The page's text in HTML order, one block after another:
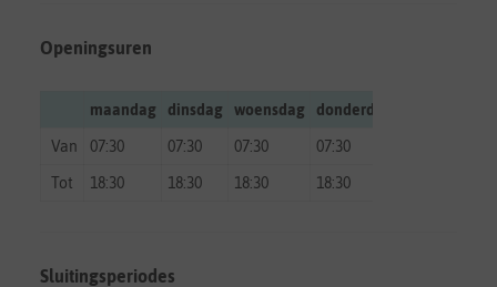
Openingsuren
maandag dinsdag woensdag donderdag
Van 07:30 07:30 07:30 07:30
Tot 18:30 18:30 18:30 18:30
Sluitingsperiodes